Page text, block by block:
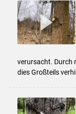
verursacht. Durch
dies Großteils